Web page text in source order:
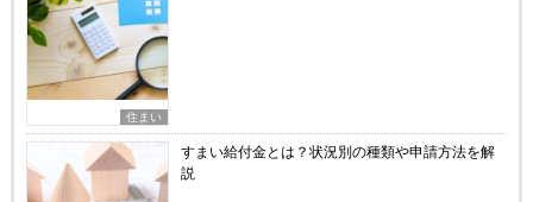
住まい
すまい給付金とは？状況別の種類や申請方法を解
説